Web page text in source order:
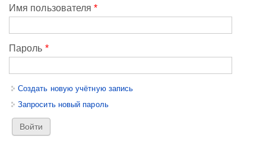
Имя пользователя*
Пароль *
Создать новую учётную запись
Запросить новый пароль